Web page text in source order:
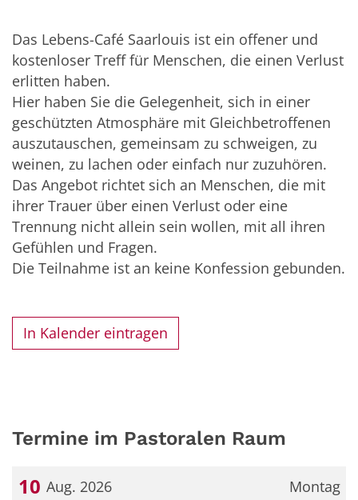
Das Lebens-Café Saarlouis ist ein offener und
kostenloser Treff für Menschen, die einen Verlust
erlitten haben.
Hier haben Sie die Gelegenheit, sich in einer
geschützten Atmosphäre mit Gleichbetroffenen
auszutauschen, gemeinsam zu schweigen, zu
weinen, zu lachen oder einfach nur zuzuhören.
Das Angebot richtet sich an Menschen, die mit
ihrer Trauer über einen Verlust oder eine
Trennung nicht allein sein wollen, mit all ihren
Gefühlen und Fragen.
Die Teilnahme ist an keine Konfession gebunden.
In Kalender eintragen
Termine im Pastoralen Raum
Montag
10 Aug. 2026